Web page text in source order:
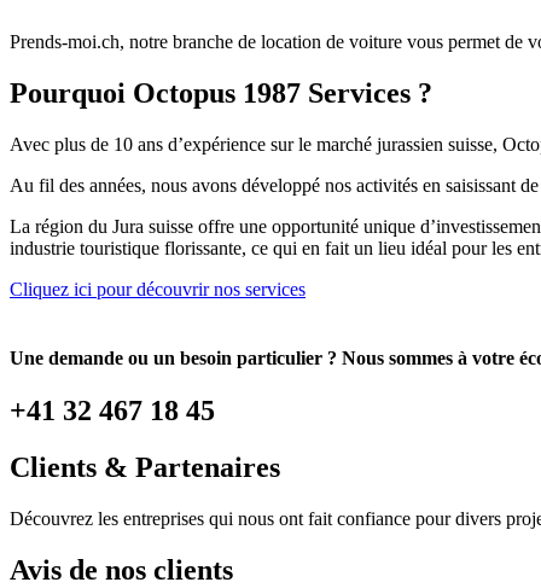
Prends-moi.ch, notre branche de location de voiture vous permet de
Pourquoi Octopus 1987 Services ?
Avec plus de 10 ans d’expérience sur le marché jurassien suisse,
Au fil des années, nous avons développé nos activités en saisissant
La région du Jura suisse offre une opportunité unique
industrie touristique florissante, ce qui en fait un lieu idéal pour les
Cliquez ici pour découvrir nos services
Une demande ou un besoin particulier ? Nous sommes à votre
+41 32 467 18 45
Clients & Partenaires
Découvrez les entreprises qui nous ont fait confiance pour divers
Avis de nos clients